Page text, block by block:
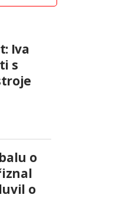
Iva
s
o
o